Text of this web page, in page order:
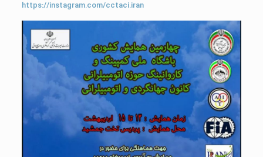
https://instagram.com/cctaci.iran